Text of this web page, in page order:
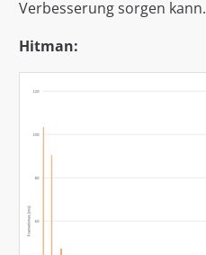
Verbesserung sorgen kann.
Hitman: